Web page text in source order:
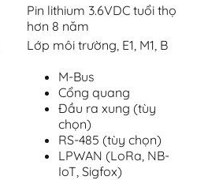
Pin lithium 3.6VDC tuổi thọ
hơn 8 năm
Lớp môi trường, E1, M1, B
M-Bus
Cổng quang
Đầu ra xung (tùy
chọn)
RS-485 (tùy chọn)
LPWAN (LoRa, NB-
IoT, Sigfox)